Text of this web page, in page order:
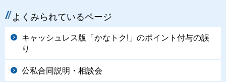
よくみられているページ
キャッシュレス版「かなトク!」のポイント付与の誤
り
公私合同説明・相談会